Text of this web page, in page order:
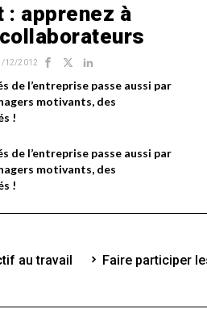
: apprenez à
12/2012
de l’entreprise passe aussi par
motivants, des
!
de l’entreprise passe aussi par
motivants, des
!
au travail
Faire participer